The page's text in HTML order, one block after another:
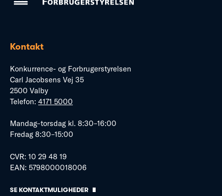
Kontakt
Konkurrence- og Forbrugerstyrelsen
Carl Jacobsens Vej 35
2500 Valby
Telefon: 4171 5000
Mandag–torsdag kl. 8:30–16:00
Fredag 8:30–15:00
CVR: 10 29 48 19
EAN: 5798000018006
SE KONTAKTMULIGHEDER